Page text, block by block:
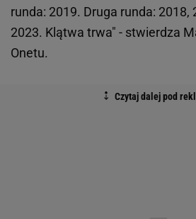
runda: 2019. Druga runda: 2018,
2023. Klątwa trwa" - stwierdza
Onetu.